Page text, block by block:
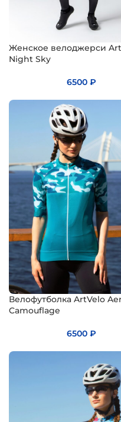
Женское велоджерси
Night Sky
6500₽
Велофутболка ArtVelo
Camouflage
6500₽